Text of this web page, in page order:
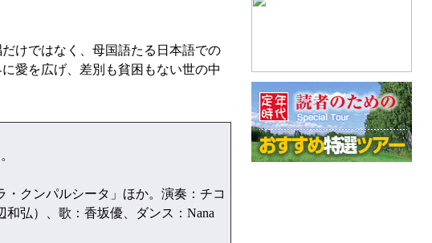
けではなく、母国語たる日本語での
愛を広げ、差別も貧困もない世の中
クンパルシータ」ほか。演奏：チコ
弘）、歌：香坂優、ダンス：Nana